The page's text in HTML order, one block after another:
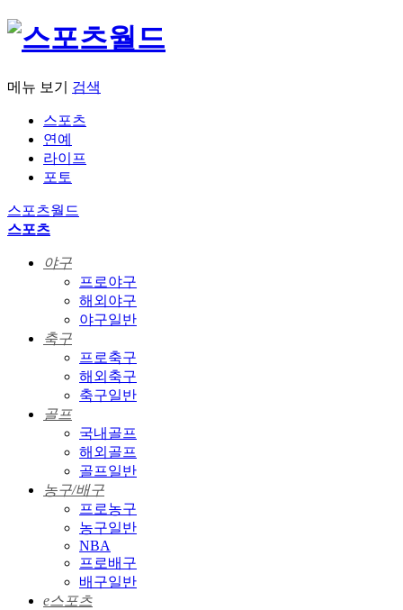
메뉴 보기 검색
스포츠
연예
라이프
포토
스포츠월드
스포츠
야구
프로야구
해외야구
야구일반
축구
프로축구
해외축구
축구일반
골프
국내골프
해외골프
골프일반
농구/배구
프로농구
농구일반
NBA
프로배구
배구일반
e스포츠